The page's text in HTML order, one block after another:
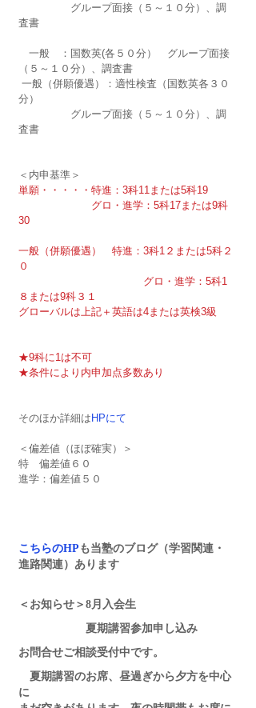
グループ面接（５～１０分）、調
査書
一般　：国数英(各５０分）　グループ面接
（５～１０分）、調査書
分）
グループ面接（５～１０分）、調
査書
＜内申基準＞
単願・・・・・特進：3科11または5科19
グロ・進学：5科17または9科
30
一般（併願優遇）　特進：3科1２または5科２
０
グロ・進学：5科1
８または9科３１
グローバルは上記＋英語は4または英検3級
★9科に1は不可
★条件により内申加点多数あり
そのほか詳細は HPにて
＜偏差値（ほぼ確実）＞
特　偏差値６０
進学：偏差値５０
こちらのHP も当塾のブログ（学習関連・
進路関連）あります
＜お知らせ＞8月入会生
夏期講習参加申し込み
お問合せご相談受付中です。
夏期講習のお席、昼過ぎから夕方を中心
に